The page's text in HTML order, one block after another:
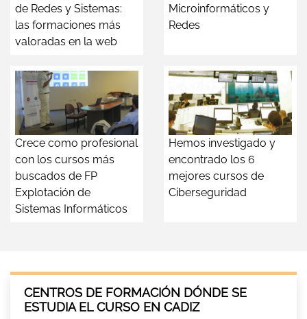
de Redes y Sistemas:
las formaciones más
valoradas en la web
Microinformáticos y
Redes
Crece como profesional
con los cursos más
buscados de FP
Explotación de
Sistemas Informáticos
Hemos investigado y
encontrado los 6
mejores cursos de
Ciberseguridad
CENTROS DE FORMACIÓN DÓNDE SE
ESTUDIA EL CURSO EN CADIZ